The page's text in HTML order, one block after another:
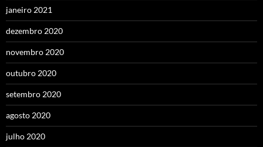
janeiro 2021
dezembro 2020
novembro 2020
outubro 2020
setembro 2020
agosto 2020
julho 2020